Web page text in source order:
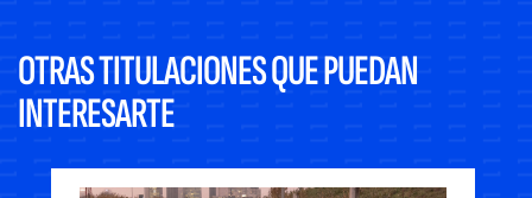
OTRAS TITULACIONES QUE PUEDAN
INTERESARTE